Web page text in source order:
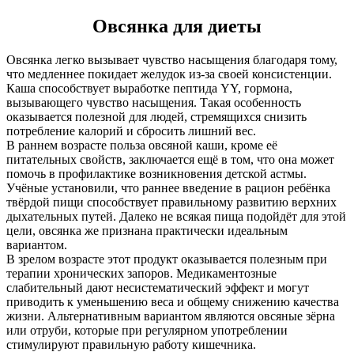
Овсянка для диеты
Овсянка легко вызывает чувство насыщения благодаря тому,
что медленнее покидает желудок из-за своей консистенции.
Каша способствует выработке пептида YY, гормона,
вызывающего чувство насыщения. Такая особенность
оказывается полезной для людей, стремящихся снизить
потребление калорий и сбросить лишний вес.
В раннем возрасте польза овсяной каши, кроме её
питательных свойств, заключается ещё в том, что она может
помочь в профилактике возникновения детской астмы.
Учёные установили, что раннее введение в рацион ребёнка
твёрдой пищи способствует правильному развитию верхних
дыхательных путей. Далеко не всякая пища подойдёт для этой
цели, овсянка же признана практически идеальным
вариантом.
В зрелом возрасте этот продукт оказывается полезным при
терапии хронических запоров. Медикаментозные
слабительный дают несистематический эффект и могут
приводить к уменьшению веса и общему снижению качества
жизни. Альтернативным вариантом являются овсяные зёрна
или отруби, которые при регулярном употреблении
стимулируют правильную работу кишечника.